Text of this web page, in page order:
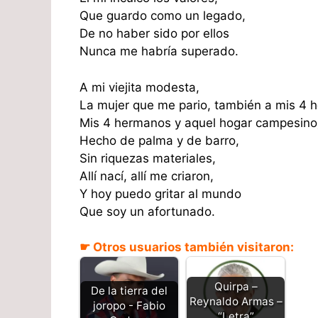
Que guardo como un legado,
De no haber sido por ellos
Nunca me habría superado.
A mi viejita modesta,
La mujer que me pario, también a mis 4
Mis 4 hermanos y aquel hogar
Hecho de palma y de barro,
Sin riquezas materiales,
Allí nací, allí me criaron,
Y hoy puedo gritar al mundo
Que soy un afortunado.
☛ Otros usuarios también visitaron:
De la tierra del
joropo - Fabio
Quirpa –
Reynaldo Armas –